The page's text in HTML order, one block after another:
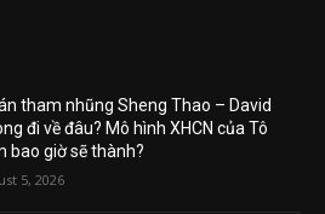
tham nhũng Sheng Thao – David
đi về đâu? Mô hình XHCN của Tô
bao giờ sẽ thành?
5, 2026